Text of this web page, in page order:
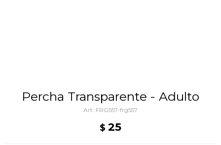
Percha Transparente - Adulto
FRG557-frg557
$ 25